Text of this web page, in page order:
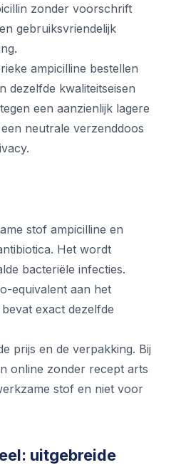
zonder voorschrift
gebruiksvriendelijk
ampicilline bestellen
dezelfde kwaliteitseisen
een aanzienlijk lagere
neutrale verzenddoos
stof ampicilline en
Het wordt
bacteriële infecties.
equivalent aan het
exact dezelfde
prijs en de verpakking. Bij
online zonder recept arts
stof en niet voor
uitgebreide